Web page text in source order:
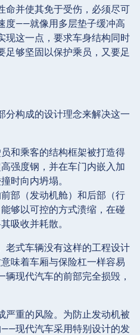
命并使其免于受伤，必须尽可
度——就像用多层垫子缓冲高
现这一点，要求车身结构同时
足够坚固以保护乘员，又要足
分构成的设计理念来解决这一
和乘客的结构框架被打造得
强度钢，并在车门内嵌入加
时向内坍塌。
部（发动机舱）和后部（行
够以可控的方式溃缩，在碰
吸收并耗散。
老式车辆没有这样的工程设计
味着车厢与保险杠一样容易
现代汽车的前部完全损毁，
严重的风险。为防止发动机被
现代汽车采用特别设计的发